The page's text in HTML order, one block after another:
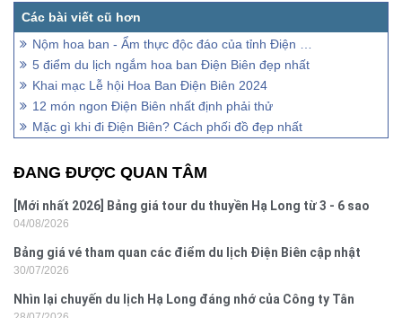
Nộm hoa ban - Ẩm thực độc đáo của tỉnh Điện Biên
5 điểm du lịch ngắm hoa ban Điện Biên đẹp nhất
Khai mạc Lễ hội Hoa Ban Điện Biên 2024
12 món ngon Điện Biên nhất định phải thử
Mặc gì khi đi Điện Biên? Cách phối đồ đẹp nhất
ĐANG ĐƯỢC QUAN TÂM
[Mới nhất 2026] Bảng giá tour du thuyền Hạ Long từ 3 - 6 sao
04/08/2026
Bảng giá vé tham quan các điểm du lịch Điện Biên cập nhật
2026
30/07/2026
Nhìn lại chuyến du lịch Hạ Long đáng nhớ của Công ty Tân